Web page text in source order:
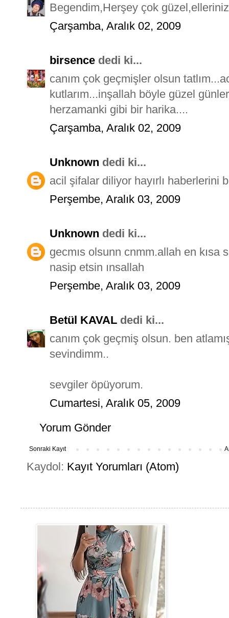
Begendim,Herşey çok
Çarşamba, Aralık 02, 2009
birsence dedi ki...
canım çok geçmişler olsun
kutlarım...inşallah böyle güzel
herzamanki gibi bir harika....
Çarşamba, Aralık 02, 2009
Unknown dedi ki...
acil şifalar diliyor hayırlı haberlerini
Perşembe, Aralık 03, 2009
Unknown dedi ki...
gecmıs olsunn cnmm.allah en kısa
nasip etsin ınsallah
Perşembe, Aralık 03, 2009
Betül KAVAL dedi ki...
canım çok geçmiş olsun. ben
sevindimm..
sevgiler öpüyorum.
Cumartesi, Aralık 05, 2009
Yorum Gönder
Sonraki Kayıt
Kaydol: Kayıt Yorumları (Atom)